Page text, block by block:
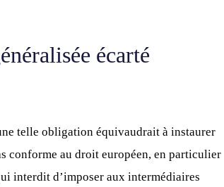
écarté
telle obligation équivaudrait à instaurer
conforme au droit européen, en particulier
interdit d’imposer aux intermédiaires